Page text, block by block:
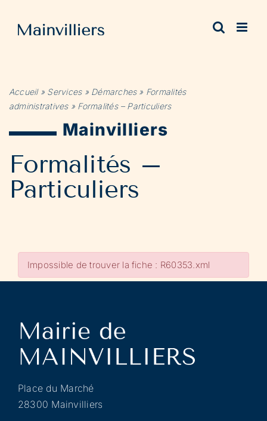
contenu
Accueil» Services» Démarches» Formalités
administratives» Formalités – Particuliers
Mainvilliers
Formalités –
Particuliers
Impossible de trouver la fiche : R60353.xml
Place du Marché
28300 Mainvilliers